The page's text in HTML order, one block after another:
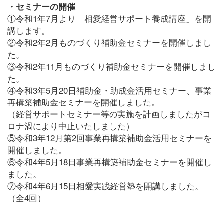
・セミナーの開催
①令和1年7月より「相愛経営サポート養成講座」を開
講します。
②令和2年2月ものづくり補助金セミナーを開催しまし
た。
③令和2年11月ものづくり補助金セミナーを開催しまし
た。
④令和3年5月20日補助金・助成金活用セミナー、事業
再構築補助金セミナーを開催しました。
（経営サポートセミナー等の実施を計画しましたがコ
ロナ渦により中止いたしました）
⑤令和3年12月第2回事業再構築補助金活用セミナーを
開催しました。
⑥令和4年5月18日事業再構築補助金セミナーを開催し
ました。
⑦令和4年6月15日相愛実践経営塾を開講しました。
（全4回）